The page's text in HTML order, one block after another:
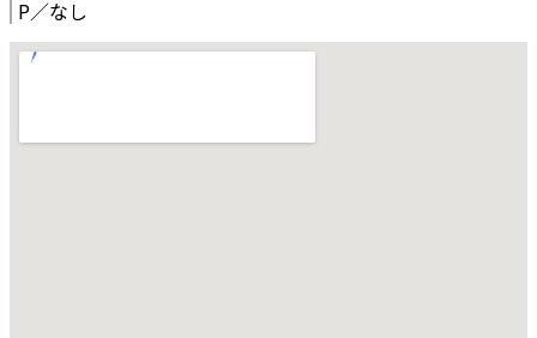
P／なし